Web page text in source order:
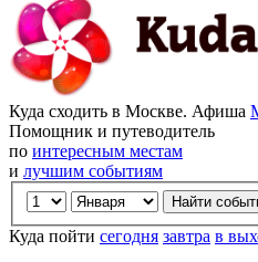
Куда сходить в Москве. Афиша
Помощник и путеводитель
по интересным местам
и лучшим событиям
Куда пойти сегодня завтра в